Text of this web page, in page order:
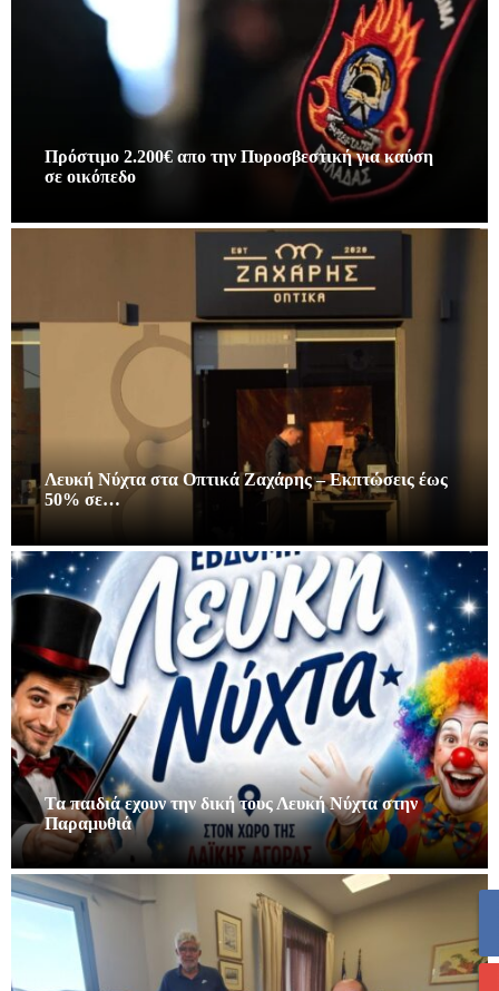
Πρόστιμο 2.200€ απο την Πυροσβεστική για καύση
σε οικόπεδο
Λευκή Νύχτα στα Οπτικά Ζαχάρης – Εκπτώσεις έως
50% σε…
Τα παιδιά εχουν την δική τους Λευκή Νύχτα στην
Παραμυθιά